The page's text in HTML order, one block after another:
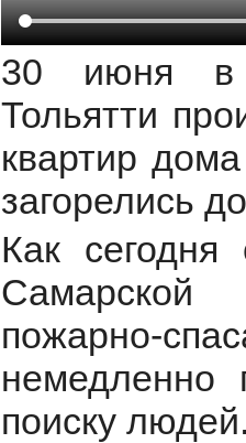
30 июня в
Тольятти
квартир
загорелись
Как
пожарно-
немедленно
поиску